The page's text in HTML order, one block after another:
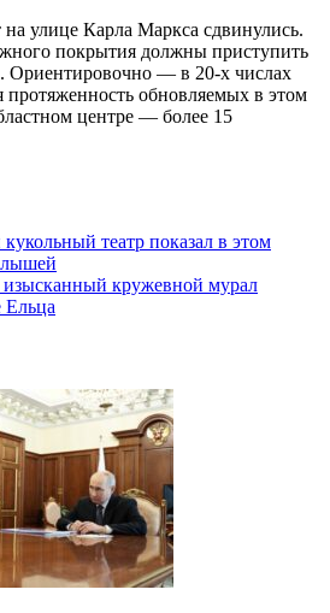
улице Карла Маркса сдвинулись.
покрытия должны приступить
Ориентировочно — в 20-х числах
обновляемых в этом
центре — более 15
театр показал в этом
кружевной мурал
Ельца